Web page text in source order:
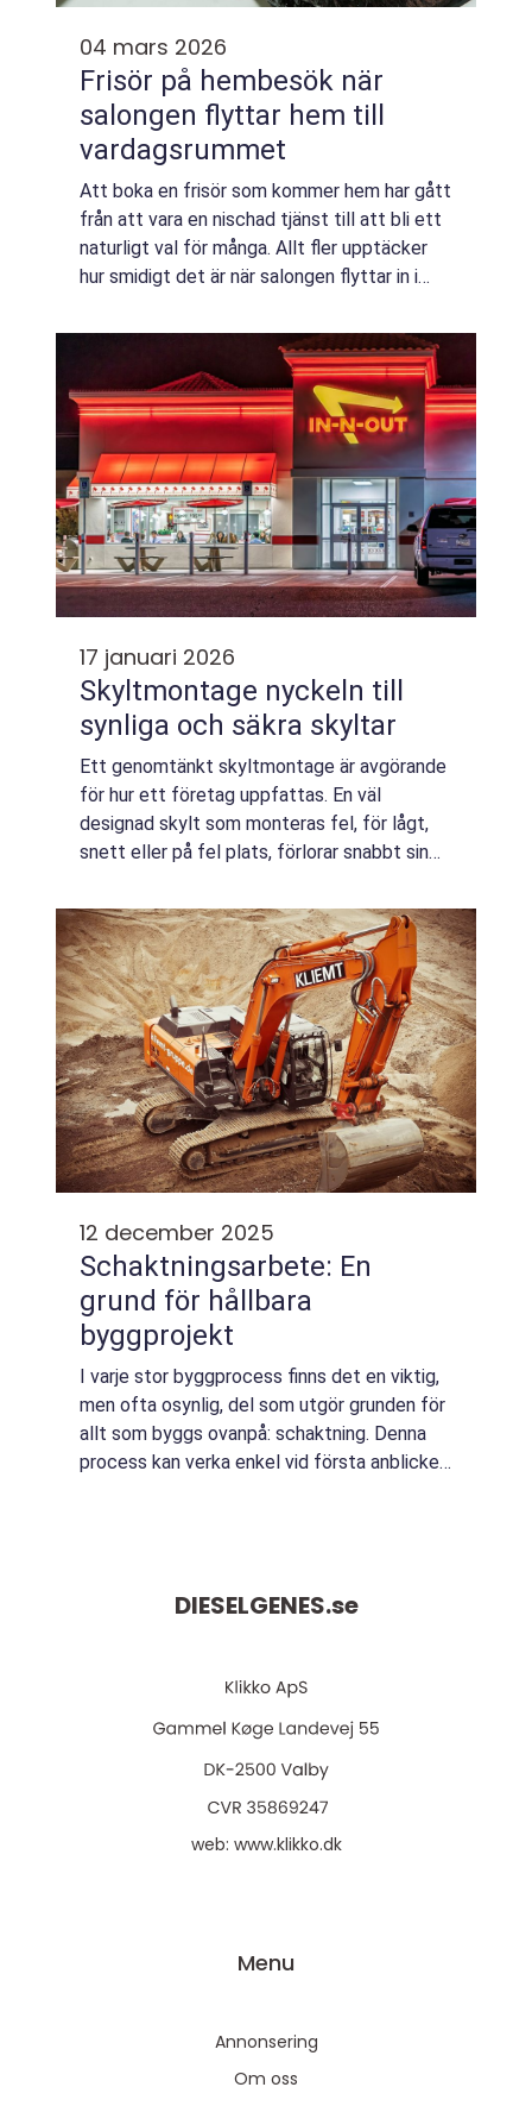
04 mars 2026
Frisör på hembesök när
salongen flyttar hem till
vardagsrummet
Att boka en frisör som kommer hem har gått
från att vara en nischad tjänst till att bli ett
naturligt val för många. Allt fler upptäcker
hur smidigt det är när salongen flyttar in i
frisör Hembesök ger samma p...
17 januari 2026
Skyltmontage nyckeln till
synliga och säkra skyltar
Ett genomtänkt skyltmontage är avgörande
för hur ett företag uppfattas. En väl
designad skylt som monteras fel, för lågt,
snett eller på fel plats, förlorar snabbt sin
strategiskt, monteras säkert och anpassas
eft...
12 december 2025
Schaktningsarbete: En
grund för hållbara
byggprojekt
I varje stor byggprocess finns det en viktig,
men ofta osynlig, del som utgör grunden för
allt som byggs ovanpå: schaktning. Denna
process kan verka enkel vid första anblicken,
DIESELGENES.se
web: www.klikko.dk
Menu
Annonsering
Om oss